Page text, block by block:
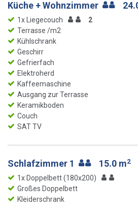
Küche + Wohnzimmer
1x Liegecouch
2
Terrasse /m2
Kühlschrank
Geschirr
Gefrierfach
Elektroherd
Kaffeemaschine
Ausgang zur Terrasse
Keramikboden
Couch
SAT TV
Schlafzimmer 1 15.0 m2
1x Doppelbett (180x200)
Großes Doppelbett
Kleiderschrank